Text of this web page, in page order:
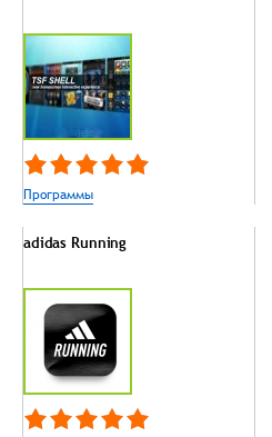
Программы
adidas Running